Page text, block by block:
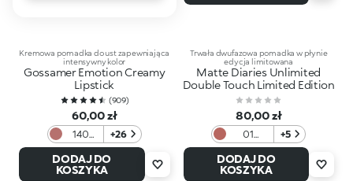
Kremowa pomadka do ust zapewniająca
intensywny kolor
Gossamer Emotion Creamy
Lipstick
(909)
60,00 zł
140
Light
Mauve
+26
DODAJ DO
KOSZYKA
Trwała dwufazowa pomadka w płynie
edycja limitowana
Matte Diaries Unlimited
Double Touch Limited Edition
80,00 zł
01
Classic
Nude
Whisper
+5
DODAJ DO
KOSZYKA